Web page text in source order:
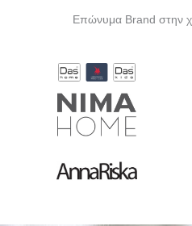
Επώνυμα Brand στην